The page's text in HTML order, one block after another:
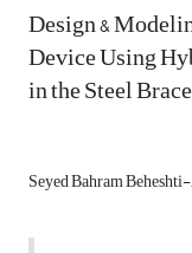
Design &
Device Using
in the Steel
Seyed Bahram